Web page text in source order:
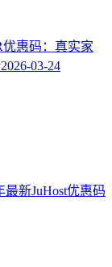
优惠码：真实家
2026-03-24
最新JuHost优惠码